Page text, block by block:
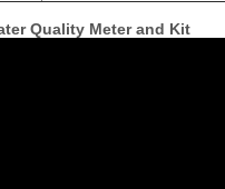
Quality Meter and Kit